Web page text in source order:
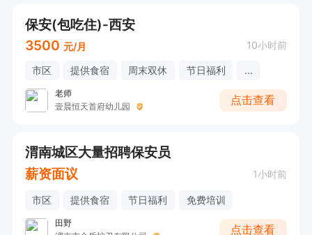
保安(包吃住)-西安
3500 元/月 10小时前
市区 提供食宿 周末双休 节日福利 ...
老师
壹晨恒天首府幼儿园
点击查看
渭南城区大量招聘保安员
薪资面议
1小时前
市区 提供食宿 节日福利 免费培训
田野
点击查看